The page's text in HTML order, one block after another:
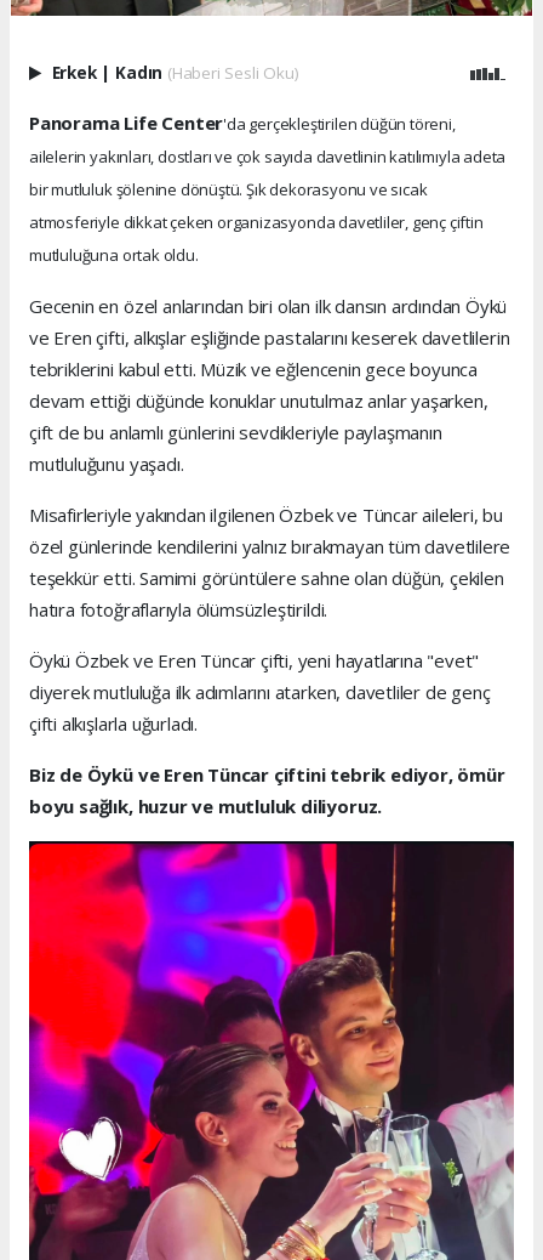
Erkek | Kadın (Haberi Sesli Oku)
Panorama Life Center'da gerçekleştirilen düğün töreni,
ailelerin yakınları, dostları ve çok sayıda davetlinin katılımıyla adeta
bir mutluluk şölenine dönüştü. Şık dekorasyonu ve sıcak
atmosferiyle dikkat çeken organizasyonda davetliler, genç çiftin
mutluluğuna ortak oldu.
Gecenin en özel anlarından biri olan ilk dansın ardından Öykü
ve Eren çifti, alkışlar eşliğinde pastalarını keserek davetlilerin
tebriklerini kabul etti. Müzik ve eğlencenin gece boyunca
devam ettiği düğünde konuklar unutulmaz anlar yaşarken,
çift de bu anlamlı günlerini sevdikleriyle paylaşmanın
mutluluğunu yaşadı.
Misafirleriyle yakından ilgilenen Özbek ve Tüncar aileleri, bu
özel günlerinde kendilerini yalnız bırakmayan tüm davetlilere
teşekkür etti. Samimi görüntülere sahne olan düğün, çekilen
hatıra fotoğraflarıyla ölümsüzleştirildi.
Öykü Özbek ve Eren Tüncar çifti, yeni hayatlarına "evet"
diyerek mutluluğa ilk adımlarını atarken, davetliler de genç
çifti alkışlarla uğurladı.
Biz de Öykü ve Eren Tüncar çiftini tebrik ediyor, ömür
boyu sağlık, huzur ve mutluluk diliyoruz.